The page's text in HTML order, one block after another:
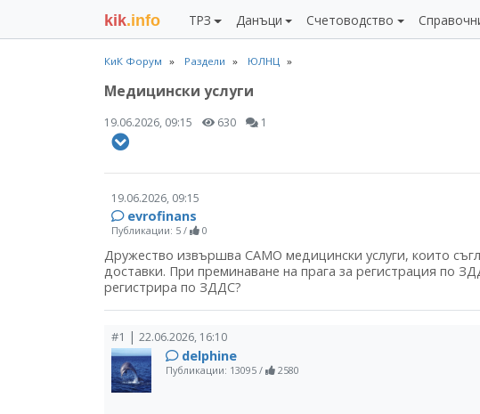
kik.info ТРЗ Данъци Счетоводство
КиК Форум Раздели ЮЛНЦ
Медицински услуги
19.06.2026, 09:15 630 1
19.06.2026, 09:15
evrofinans
Публикации: 5 / 0
Дружество извършва САМО медицински услуги, които
доставки. При преминаване на прага за регистрация по
регистрира по ЗДДС?
#1 | 22.06.2026, 16:10
delphine
Публикации: 13095 / 2580